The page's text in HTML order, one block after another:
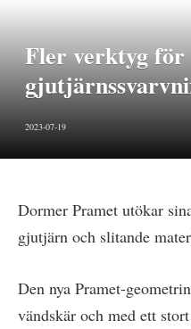
Fler verktyg för
2023-07-19
Dormer Pramet utökar
gjutjärn och slitande
Den nya Pramet-
vändskär och med ett